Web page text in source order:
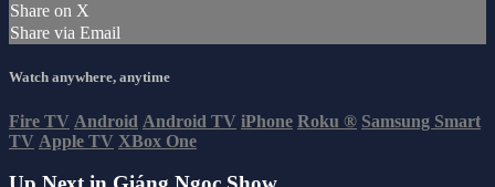
Share on X
Share via Email
Watch anywhere, anytime
Fire TV Android Android TV iPhone Roku ® Samsung Smart
TV Apple TV XBox One